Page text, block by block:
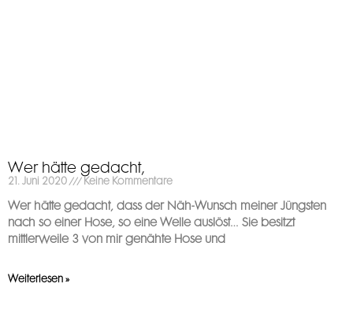
Wer hätte gedacht,
21. Juni 2020 Keine Kommentare
Wer hätte gedacht, dass der Näh-Wunsch meiner Jüngsten
nach so einer Hose, so eine Welle auslöst… Sie besitzt
mittlerweile 3 von mir genähte Hose und
Weiterlesen »